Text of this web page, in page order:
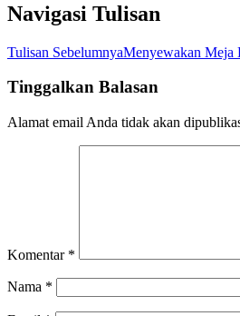
Navigasi Tulisan
Tulisan SebelumnyaMenyewakan Meja
Tinggalkan Balasan
Alamat email Anda tidak akan
Komentar *
Nama *